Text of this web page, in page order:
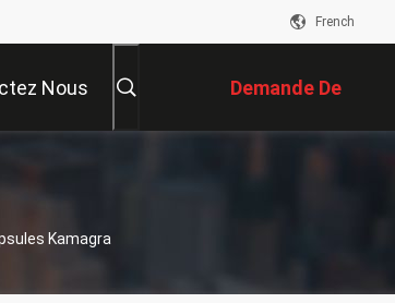
French
Nous Demande De
Soumission
Kamagra